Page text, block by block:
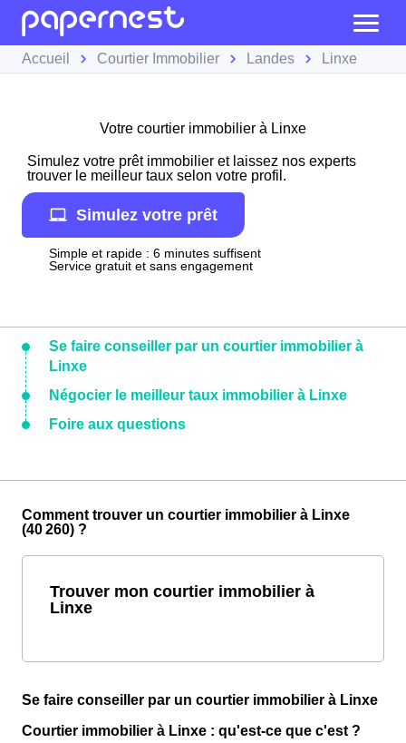
Accueil Courtier Immobilier Landes Linxe
Votre courtier immobilier à Linxe
Simulez votre prêt immobilier et laissez nos experts
trouver le meilleur taux selon votre profil.
Simulez votre prêt
Simple et rapide : 6 minutes suffisent
Service gratuit et sans engagement
Se faire conseiller par un courtier immobilier à
Linxe
Négocier le meilleur taux immobilier à Linxe
Foire aux questions
Comment trouver un courtier immobilier à Linxe
(40 260) ?
Trouver mon courtier immobilier à
Linxe
Se faire conseiller par un courtier immobilier à Linxe
Courtier immobilier à Linxe : qu'est-ce que c'est ?